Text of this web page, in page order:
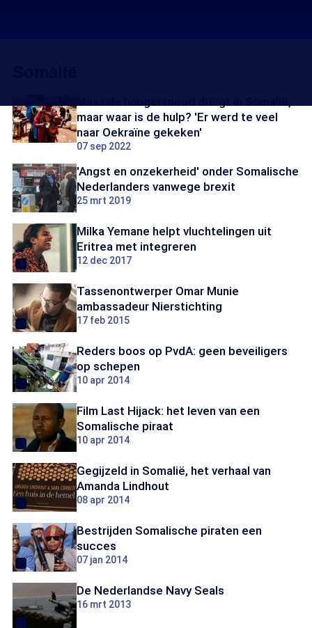
maar waar is de hulp? 'Er werd te veel
naar Oekraïne gekeken'
07 sep 2022
'Angst en onzekerheid' onder Somalische
Nederlanders vanwege brexit
25 mrt 2019
Milka Yemane helpt vluchtelingen uit
Eritrea met integreren
12 dec 2017
Tassenontwerper Omar Munie
ambassadeur Nierstichting
17 feb 2015
Reders boos op PvdA: geen beveiligers
op schepen
10 apr 2014
Film Last Hijack: het leven van een
Somalische piraat
10 apr 2014
Gegijzeld in Somalië, het verhaal van
Amanda Lindhout
08 apr 2014
Bestrijden Somalische piraten een
succes
07 jan 2014
De Nederlandse Navy Seals
16 mrt 2013